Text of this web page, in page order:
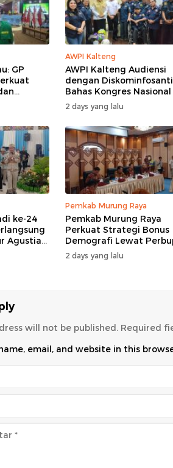
GP
AWPI Kalteng
AWPI Kalteng Audiensi
dengan
Bahas Kongres Nasional
AWPI
2 days yang lalu
ke-24
Agustiar
Pemkab Murung Raya
Pemkab Murung Raya
Perkuat Strategi Bonus
Demografi Lewat
Nomor 14 Tahun 2026
2 days yang lalu
will not be published. Required
email, and website in this